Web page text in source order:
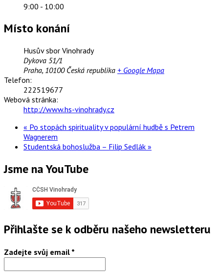
9:00 - 10:00
Místo konání
Husův sbor Vinohrady
Dykova 51/1
Praha, 10100 Česká republika + Google Mapa
Telefon:
222519677
Webová stránka:
http://www.hs-vinohrady.cz
« Po stopách spirituality v populární hudbě s Petrem
Wagnerem
Studentská bohoslužba – Filip Sedlák »
Jsme na YouTube
Přihlašte se k odběru našeho newsletteru
Zadejte svůj email *